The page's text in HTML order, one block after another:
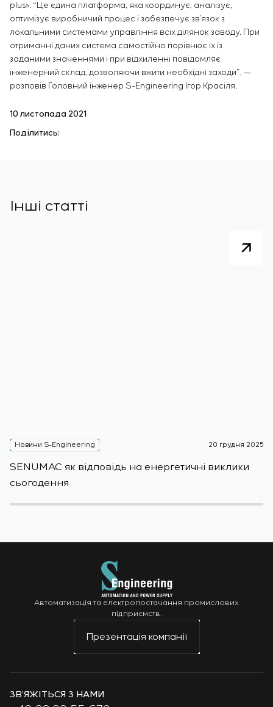
plus». “Це єдина платформа, яка координує, аналізує,
оптимізує виробничий процес і забезпечує зв’язок з
локальними системами управління всіх ділянок заводу. При
отриманні даних система самостійно порівнює їх із
заданими значеннями і при відхиленні повідомляє
інженерний склад, дозволяючи вжити необхідні заходи”, —
розповів Головний інженер S-Engineering Ігор Краcіля.
10 листопада 2021
Поділитись:
Інші статті
Новини S-Engineering 20 грудня 2025
SENUMAC як відповідь на енергетичні виклики
сьогодення
Автоматизація та електропостачання промислових
підприємств.
Презентація компанії
ЗВ’ЯЖІТЬСЯ З НАМИ